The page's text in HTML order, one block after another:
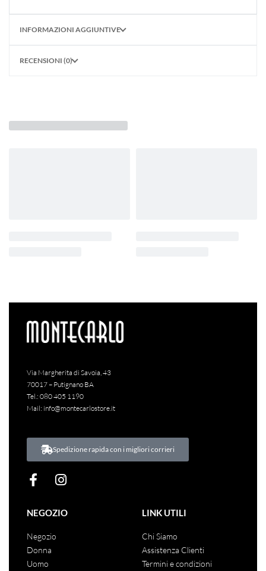
INFORMAZIONI AGGIUNTIVE
RECENSIONI (0)
Via Margherita di Savoia, 43
70017 – Putignano BA
Tel.: 080 405 1190
Mail: info@montecarlostore.it
Spedizione rapida con i migliori corrieri
NEGOZIO
Negozio
Donna
Uomo
LINK UTILI
Chi Siamo
Assistenza Clienti
Termini e condizioni